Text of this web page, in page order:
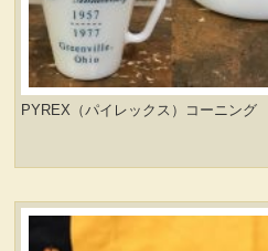
PYREX（パイレックス）コーニング